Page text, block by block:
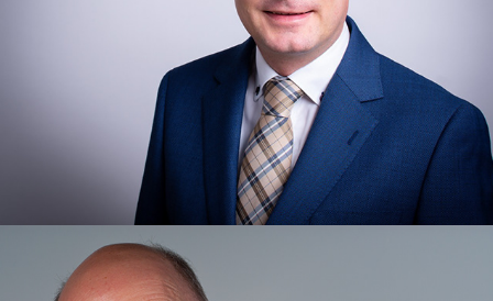
business & bewerbung